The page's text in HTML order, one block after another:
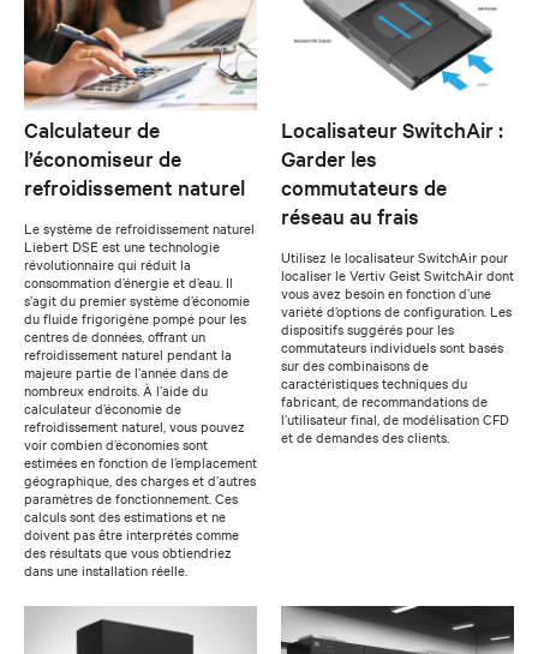
Calculateur de
l’économiseur de
refroidissement naturel
Le système de refroidissement naturel
Liebert DSE est une technologie
révolutionnaire qui réduit la
consommation d’énergie et d’eau. Il
s’agit du premier système d’économie
du fluide frigorigène pompé pour les
centres de données, offrant un
refroidissement naturel pendant la
majeure partie de l’année dans de
nombreux endroits. À l’aide du
calculateur d’économie de
refroidissement naturel, vous pouvez
voir combien d’économies sont
estimées en fonction de l’emplacement
géographique, des charges et d’autres
paramètres de fonctionnement. Ces
calculs sont des estimations et ne
doivent pas être interprétés comme
des résultats que vous obtiendriez
dans une installation réelle.
Localisateur SwitchAir :
Garder les
commutateurs de
réseau au frais
Utilisez le localisateur SwitchAir pour
localiser le Vertiv Geist SwitchAir dont
vous avez besoin en fonction d’une
variété d’options de configuration. Les
dispositifs suggérés pour les
commutateurs individuels sont basés
sur des combinaisons de
caractéristiques techniques du
fabricant, de recommandations de
l’utilisateur final, de modélisation CFD
et de demandes des clients.